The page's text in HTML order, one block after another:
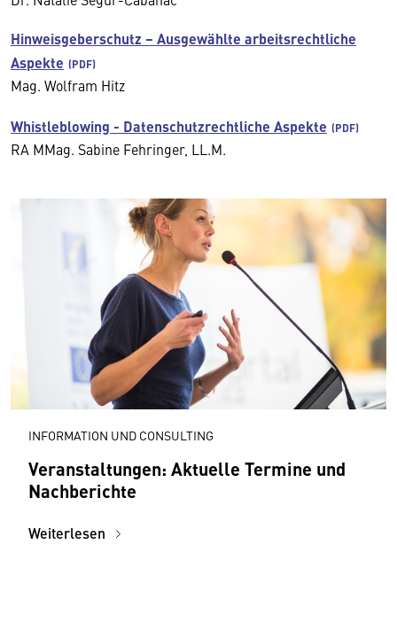
Hinweisgeberschutz − Ausgewählte arbeitsrechtliche
Aspekte
Mag. Wolfram Hitz
Whistleblowing - Datenschutzrechtliche Aspekte
RA MMag. Sabine Fehringer, LL.M.
INFORMATION UND CONSULTING
Veranstaltungen: Aktuelle Termine und
Nachberichte
Weiterlesen